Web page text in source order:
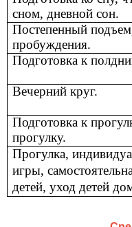
сном, дневной сон.
Постепенный
пробуждения.
Подготовка к
Вечерний круг.
Подготовка к
прогулку.
Прогулка,
игры,
детей, уход детей